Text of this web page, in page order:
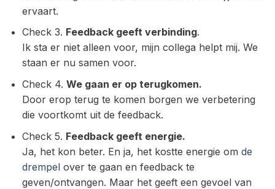
ervaart.
Check 3. Feedback geeft verbinding.
Ik sta er niet alleen voor, mijn collega helpt mij. We
staan er nu samen voor.
Check 4. We gaan er op terugkomen.
Door erop terug te komen borgen we verbetering
die voortkomt uit de feedback.
Check 5. Feedback geeft energie.
Ja, het kon beter. En ja, het kostte energie om de
drempelover te gaan en feedback te
geven/ontvangen. Maar het geeft een gevoel van